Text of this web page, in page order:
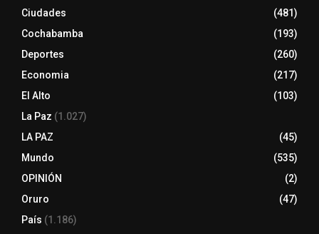
Ciudades
(481)
Cochabamba
(193)
Deportes
(260)
Economia
(217)
El Alto
(103)
La Paz (1.027)
LA PAZ
(45)
Mundo
(535)
OPINIÓN
(2)
Oruro
(47)
País (1.186)